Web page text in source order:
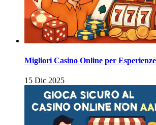
Migliori Casino Online per
15 Dic 2025